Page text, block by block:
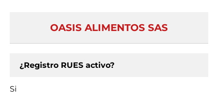
OASIS ALIMENTOS SAS
¿Registro RUES activo?
Si